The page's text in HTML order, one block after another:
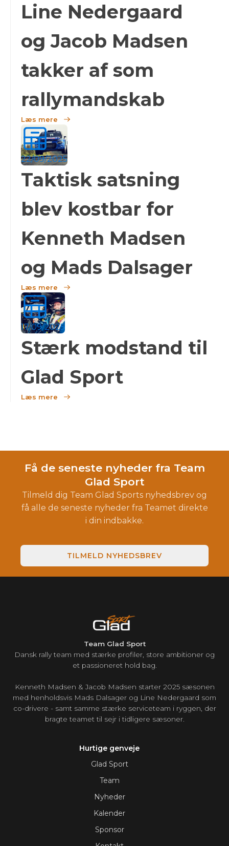
Line Nedergaard
og Jacob Madsen
takker af som
rallymandskab
Læs mere
22/09/2025
Taktisk satsning
blev kostbar for
Kenneth Madsen
og Mads Dalsager
Læs mere
17/09/2025
Stærk modstand til
Glad Sport
Læs mere
Få de seneste nyheder fra Team
Glad Sport
Tilmeld dig Team Glad Sports nyhedsbrev og
få alle de seneste nyheder fra Teamet direkte
i din indbakke.
TILMELD NYHEDSBREV
Team Glad Sport
Dansk rally team med stærke profiler, store ambitioner og
et passioneret hold bag.
Kenneth Madsen & Jacob Madsen starter 2025 sæsonen
med henholdsvis Mads Dalsager og Line Nedergaard som
co-drivere - samt samme stærke serviceteam i ryggen, der
bragte teamet til sejr i tidligere sæsoner.
Hurtige genveje
Glad Sport
Team
Nyheder
Kalender
Sponsor